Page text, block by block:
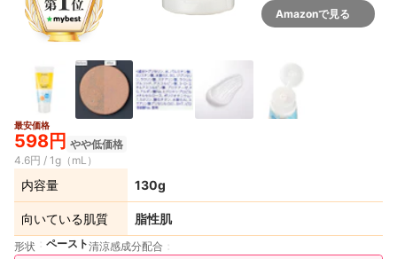
Amazonで見る
最安価格
598円 やや低価格
4.6円 / 1g（mL）
内容量 130g
向いている肌質 脂性肌
形状 ペースト清涼感成分配合